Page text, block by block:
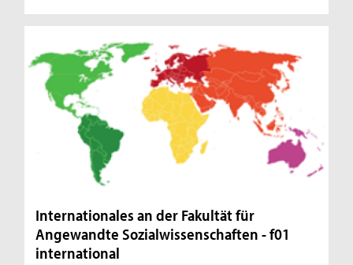
Internationales an der Fakultät für
Angewandte Sozialwissenschaften - f01
international